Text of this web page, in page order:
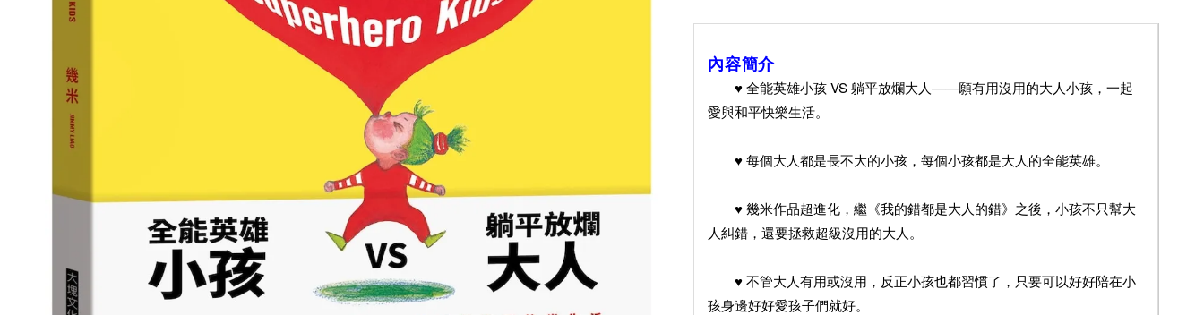
內容簡介
♥ 全能英雄小孩 VS 躺平放爛大人——願有用沒用的大人小孩，一起
愛與和平快樂生活。
♥ 每個大人都是長不大的小孩，每個小孩都是大人的全能英雄。
♥ 幾米作品超進化，繼《我的錯都是大人的錯》之後，小孩不只幫大
人糾錯，還要拯救超級沒用的大人。
♥ 不管大人有用或沒用，反正小孩也都習慣了，只要可以好好陪在小
孩身邊好好愛孩子們就好。